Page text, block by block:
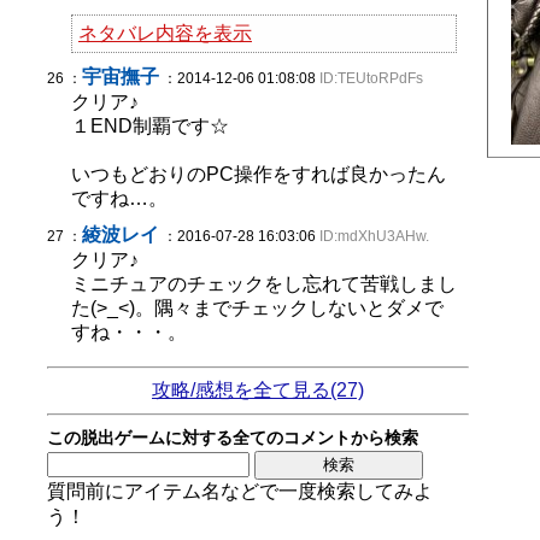
ネタバレ内容を表示
26 ： 宇宙撫子 ：2014-12-06 01:08:08 ID:TEUtoRPdFs
クリア♪
１END制覇です☆
いつもどおりのPC操作をすれば良かったん
ですね…。
27 ： 綾波レイ ：2016-07-28 16:03:06 ID:mdXhU3AHw.
クリア♪
ミニチュアのチェックをし忘れて苦戦しまし
た(>_<)。隅々までチェックしないとダメで
すね・・・。
攻略/感想を全て見る(27)
この脱出ゲームに対する全てのコメントから検索
質問前にアイテム名などで一度検索してみよ
う！